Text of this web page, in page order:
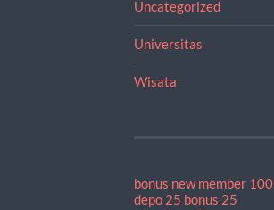
Uncategorized
Universitas
Wisata
bonus new member 100
depo 25 bonus 25